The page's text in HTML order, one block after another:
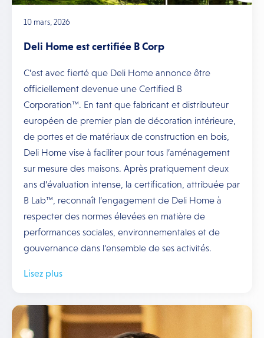
10 mars, 2026
Deli Home est certifiée B Corp
C’est avec fierté que Deli Home annonce être
officiellement devenue une Certified B
Corporation™. En tant que fabricant et distributeur
européen de premier plan de décoration intérieure,
de portes et de matériaux de construction en bois,
Deli Home vise à faciliter pour tous l’aménagement
sur mesure des maisons. Après pratiquement deux
ans d’évaluation intense, la certification, attribuée par
B Lab™, reconnaît l’engagement de Deli Home à
respecter des normes élevées en matière de
performances sociales, environnementales et de
gouvernance dans l’ensemble de ses activités.
Lisez plus